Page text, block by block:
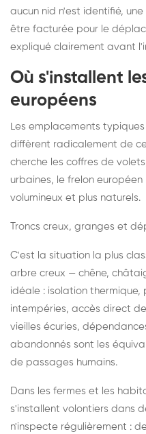
aucun nid n'est identifié, une
être facturée pour le
expliqué clairement avant
Où s'installent
européens
Les emplacements
diffèrent radicalement de
cherche les coffres de
urbaines, le frelon
volumineux et plus naturels.
Troncs creux, granges et
C'est la situation la plus
arbre creux — chêne,
idéale : isolation thermique,
intempéries, accès direct
vieilles écuries,
abandonnés sont les
de passages humains.
Dans les fermes et les
s'installent volontiers dans
n'inspecte régulièrement :